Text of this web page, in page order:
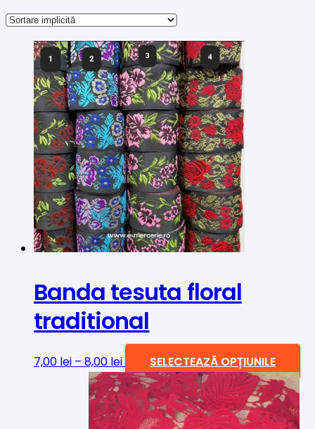
Banda tesuta floral
traditional
7,00 lei – 8,00 leiInterval
de
prețuri:
7,00 lei
SELECTEAZĂ OPȚIUNILE